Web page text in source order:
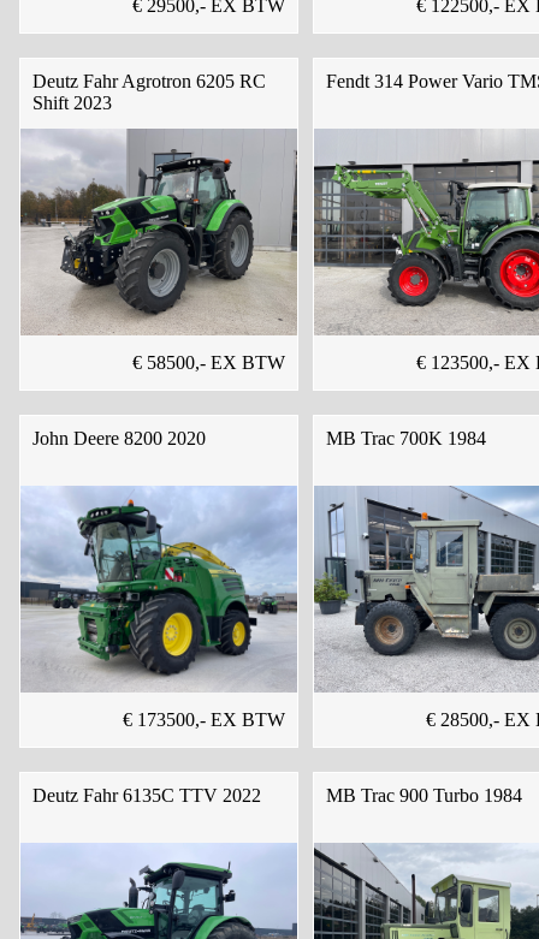
€ 29500,- EX BTW € 122500,- EX
Deutz Fahr Agrotron 6205 RC
Shift 2023
€ 58500,- EX BTW
Fendt 314 Power Vario
€ 123500,- EX
John Deere 8200 2020
€ 173500,- EX BTW
MB Trac 700K 1984
€ 28500,- EX
Deutz Fahr 6135C TTV 2022 MB Trac 900 Turbo 1984